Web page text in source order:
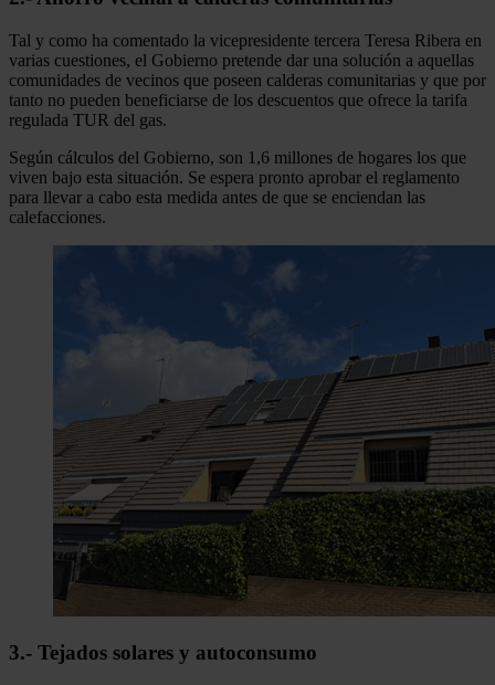
Tal y como ha comentado la vicepresidente tercera Teresa Ribera en
varias cuestiones, el Gobierno pretende dar una solución a aquellas
comunidades de vecinos que poseen calderas comunitarias y que por
tanto no pueden beneficiarse de los descuentos que ofrece la tarifa
regulada TUR del gas.
Según cálculos del Gobierno, son 1,6 millones de hogares los que
viven bajo esta situación. Se espera pronto aprobar el reglamento
para llevar a cabo esta medida antes de que se enciendan las
calefacciones.
3.- Tejados solares y autoconsumo